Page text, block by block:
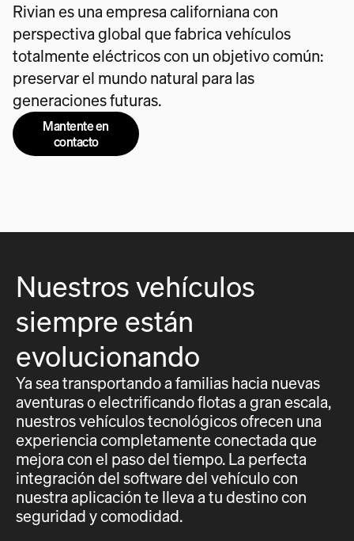
Rivian es una empresa californiana con
perspectiva global que fabrica vehículos
totalmente eléctricos con un objetivo común:
preservar el mundo natural para las
generaciones futuras.
Mantente en
contacto
Nuestros vehículos
siempre están
evolucionando
Ya sea transportando a familias hacia nuevas
aventuras o electrificando flotas a gran escala,
nuestros vehículos tecnológicos ofrecen una
experiencia completamente conectada que
mejora con el paso del tiempo. La perfecta
integración del software del vehículo con
nuestra aplicación te lleva a tu destino con
seguridad y comodidad.